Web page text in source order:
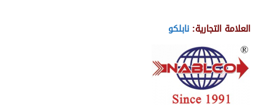
العلامة التجارية: نابلكو